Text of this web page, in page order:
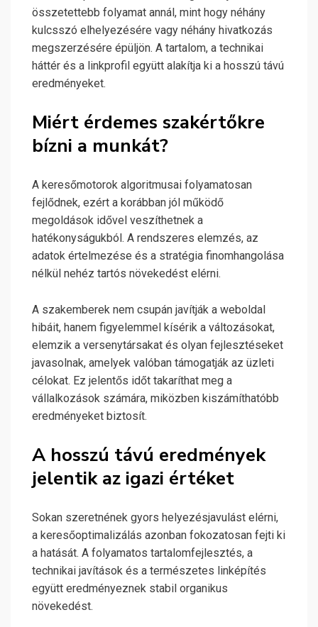
összetettebb folyamat annál, mint hogy néhány
kulcsszó elhelyezésére vagy néhány hivatkozás
megszerzésére épüljön. A tartalom, a technikai
háttér és a linkprofil együtt alakítja ki a hosszú távú
eredményeket.
Miért érdemes szakértőkre
bízni a munkát?
A keresőmotorok algoritmusai folyamatosan
fejlődnek, ezért a korábban jól működő
megoldások idővel veszíthetnek a
hatékonyságukból. A rendszeres elemzés, az
adatok értelmezése és a stratégia finomhangolása
nélkül nehéz tartós növekedést elérni.
A szakemberek nem csupán javítják a weboldal
hibáit, hanem figyelemmel kísérik a változásokat,
elemzik a versenytársakat és olyan fejlesztéseket
javasolnak, amelyek valóban támogatják az üzleti
célokat. Ez jelentős időt takaríthat meg a
vállalkozások számára, miközben kiszámíthatóbb
eredményeket biztosít.
A hosszú távú eredmények
jelentik az igazi értéket
Sokan szeretnének gyors helyezésjavulást elérni,
a keresőoptimalizálás azonban fokozatosan fejti ki
a hatását. A folyamatos tartalomfejlesztés, a
technikai javítások és a természetes linképítés
együtt eredményeznek stabil organikus
növekedést.